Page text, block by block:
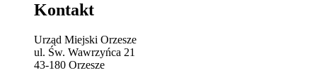
Kontakt
Urząd Miejski Orzesze
ul. Św. Wawrzyńca 21
43-180 Orzesze